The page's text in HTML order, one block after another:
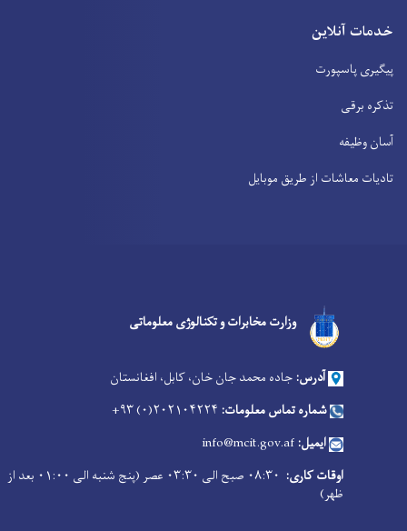
خدمات آنلاین
پیگیری پاسپورت
تذکره برقی
آسان وظیفه
تادیات معاشات از طریق موبایل
وزارت مخابرات و تکنالوژی معلوماتی
آدرس: جاده محمد جان خان، کابل، افغانستان
شماره تماس معلومات:
ایمیل: info@mcit.gov.af
اوقات کاری:
۰۸:۳۰ صبح الی ۰۳:۳۰ عصر (پنج شنبه الی ۰۱:۰۰ بعد از
ظهر)